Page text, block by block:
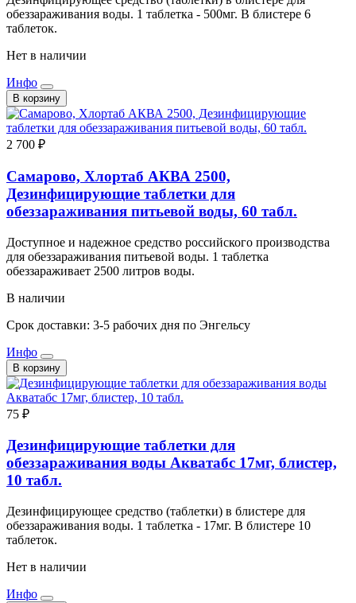
обеззараживания воды. 1 таблетка - 500мг. В блистере 6
таблеток.
Нет в наличии
Инфо
В корзину
2 700 ₽
Самарово, Хлортаб АКВА 2500,
Дезинфицирующие таблетки для
обеззараживания питьевой воды, 60 табл.
Доступное и надежное средство российского производства
для обеззараживания питьевой воды. 1 таблетка
обеззараживает 2500 литров воды.
В наличии
Срок доставки: 3-5 рабочих дня по Энгельсу
Инфо
В корзину
75 ₽
Дезинфицирующие таблетки для
обеззараживания воды Акватабс 17мг, блистер,
10 табл.
Дезинфицирующее средство (таблетки) в блистере для
обеззараживания воды. 1 таблетка - 17мг. В блистере 10
таблеток.
Нет в наличии
Инфо